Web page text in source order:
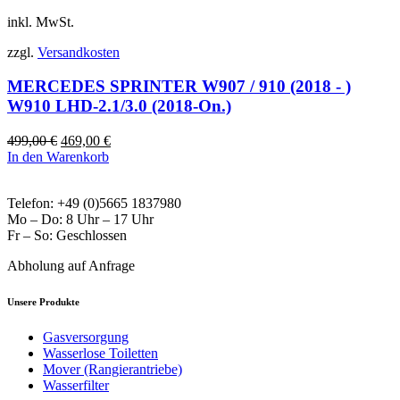
inkl. MwSt.
zzgl. Versandkosten
MERCEDES SPRINTER W907 / 910 (2018 - )
W910 LHD-2.1/3.0 (2018-On.)
499,00€ Ursprünglicher
Preis
469,00 €Aktueller
In den Warenkorb
Telefon: +49 (0)5665 1837980
Mo – Do: 8 Uhr – 17 Uhr
Fr – So: Geschlossen
Abholung auf Anfrage
Unsere Produkte
Gasversorgung
Wasserlose Toiletten
Mover (Rangierantriebe)
Wasserfilter